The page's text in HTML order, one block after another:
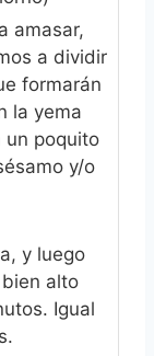
amasar,
a dividir
formarán
la yema
un poquito
y/o
y luego
alto
Igual